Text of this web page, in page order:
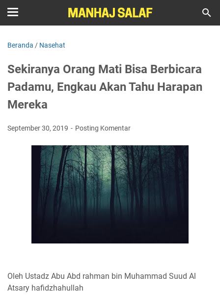
Beranda / Nasehat
Sekiranya Orang Mati Bisa Berbicara
Padamu, Engkau Akan Tahu Harapan
Mereka
September 30, 2019 Posting Komentar
Oleh Ustadz Abu Abd rahman bin Muhammad Suud Al
Atsary hafidzhahullah